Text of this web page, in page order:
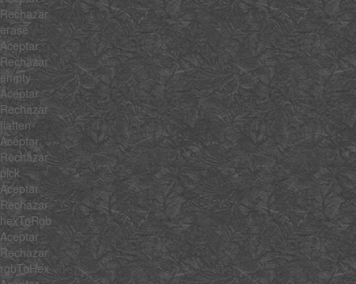
Rechazar
erase
Aceptar
Rechazar
empty
Aceptar
Rechazar
flatten
Aceptar
Rechazar
pick
Aceptar
Rechazar
hexToRgb
Aceptar
Rechazar
rgbToHex